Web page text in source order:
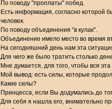
По поводу "проплаты" побед.
Есть информация, согласно которой
человек.
По поводу объединения "в кулак".
Объединение имело место во время
На сегодняшний день нам эта
Для чего же было тратить столько
Мне думается, для того, чтобы вся
Мой вывод: есть силы, которые
Какие силы?
Принцесса, если Вы додумались до
Для себя я нашла его, внимательно